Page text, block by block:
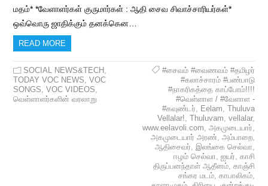
மதம்* *வேளாளர்கள் குருமார்கள் : ஆதி சைவ சிவாச்சாரியர்கள்*
ஒவ்வொரு ஜாதிக்கும் தனக்கென…
READ MORE
SOCIAL NEWS&TECH ,
TODAY VOC NEWS,VOC
SONGS,VOC VIDEOS,
வெள்ளாளர்களின் வரலாறு
#சைவம் #வைணவம் #தமிழர்
#கலாச்சாரம் #பண்பாடு
#நாகரிகத்தை காப்போம்!!!!
#வெள்ளாள / #வேளாள -
#கவுண்டர், Eelam, Thuluva
Vellalar!, Thuluvam, vellalar,
www.eelavoli.com, அகமுடையார்,
அகமுடையார் அரண், அம்பாறை,
ஆதிசைவர், இலங்கை செல்வா,
ஈழம் செல்வா, ஐயர், காசி
திருப்பனந்தாள் ஆதீனம், காஞ்சி
சங்கர மடம், காபாலிகம்,